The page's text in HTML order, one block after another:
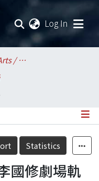
Log In
College of Liberal Arts / 文學院
Statistics
國修劇場軌